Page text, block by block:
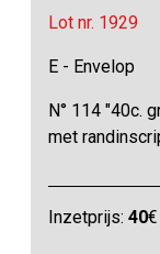
Lot nr. 1929
E - Envelop
N° 114 "40c.
met
Inzetprijs:40€